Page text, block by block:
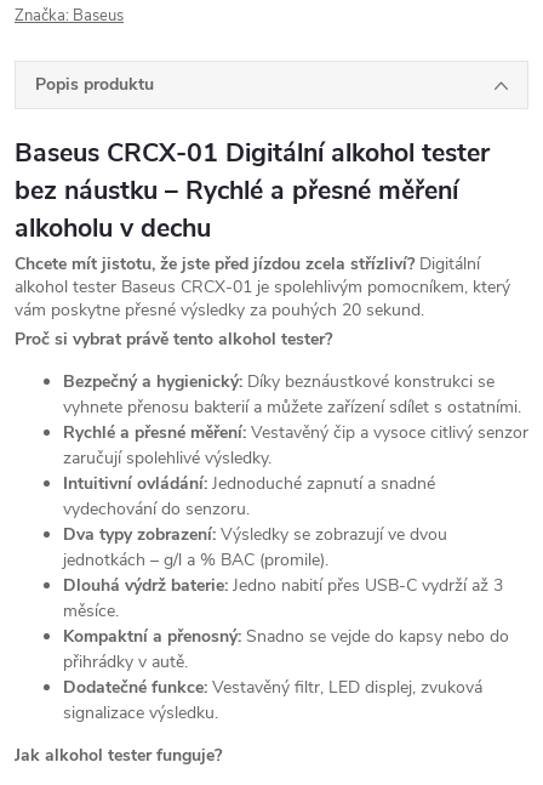
Značka: Baseus
Popis produktu
Baseus CRCX-01 Digitální alkohol tester
bez náustku – Rychlé a přesné měření
alkoholu v dechu
Chcete mít jistotu, že jste před jízdou zcela střízliví?Digitální
alkohol tester Baseus CRCX-01 je spolehlivým pomocníkem, který
vám poskytne přesné výsledky za pouhých 20 sekund.
Proč si vybrat právě tento alkohol tester?
Bezpečný a hygienický: Díky beznáustkové konstrukci se
vyhnete přenosu bakterií a můžete zařízení sdílet s ostatními.
Rychlé a přesné měření: Vestavěný čip a vysoce citlivý senzor
zaručují spolehlivé výsledky.
Intuitivní ovládání: Jednoduché zapnutí a snadné
vydechování do senzoru.
Dva typy zobrazení: Výsledky se zobrazují ve dvou
jednotkách – g/l a % BAC (promile).
Dlouhá výdrž baterie: Jedno nabití přes USB-C vydrží až 3
měsíce.
Kompaktní a přenosný: Snadno se vejde do kapsy nebo do
přihrádky v autě.
Dodatečné funkce: Vestavěný filtr, LED displej, zvuková
signalizace výsledku.
Jak alkohol tester funguje?